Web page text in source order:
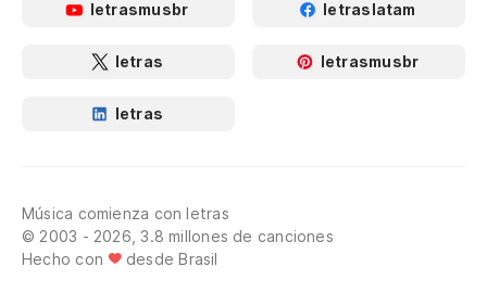
letrasmusbr letraslatam
letras letrasmusbr
letras
Música comienza con letras
© 2003 - 2026, 3.8 millones de canciones
Hecho con
desde Brasil